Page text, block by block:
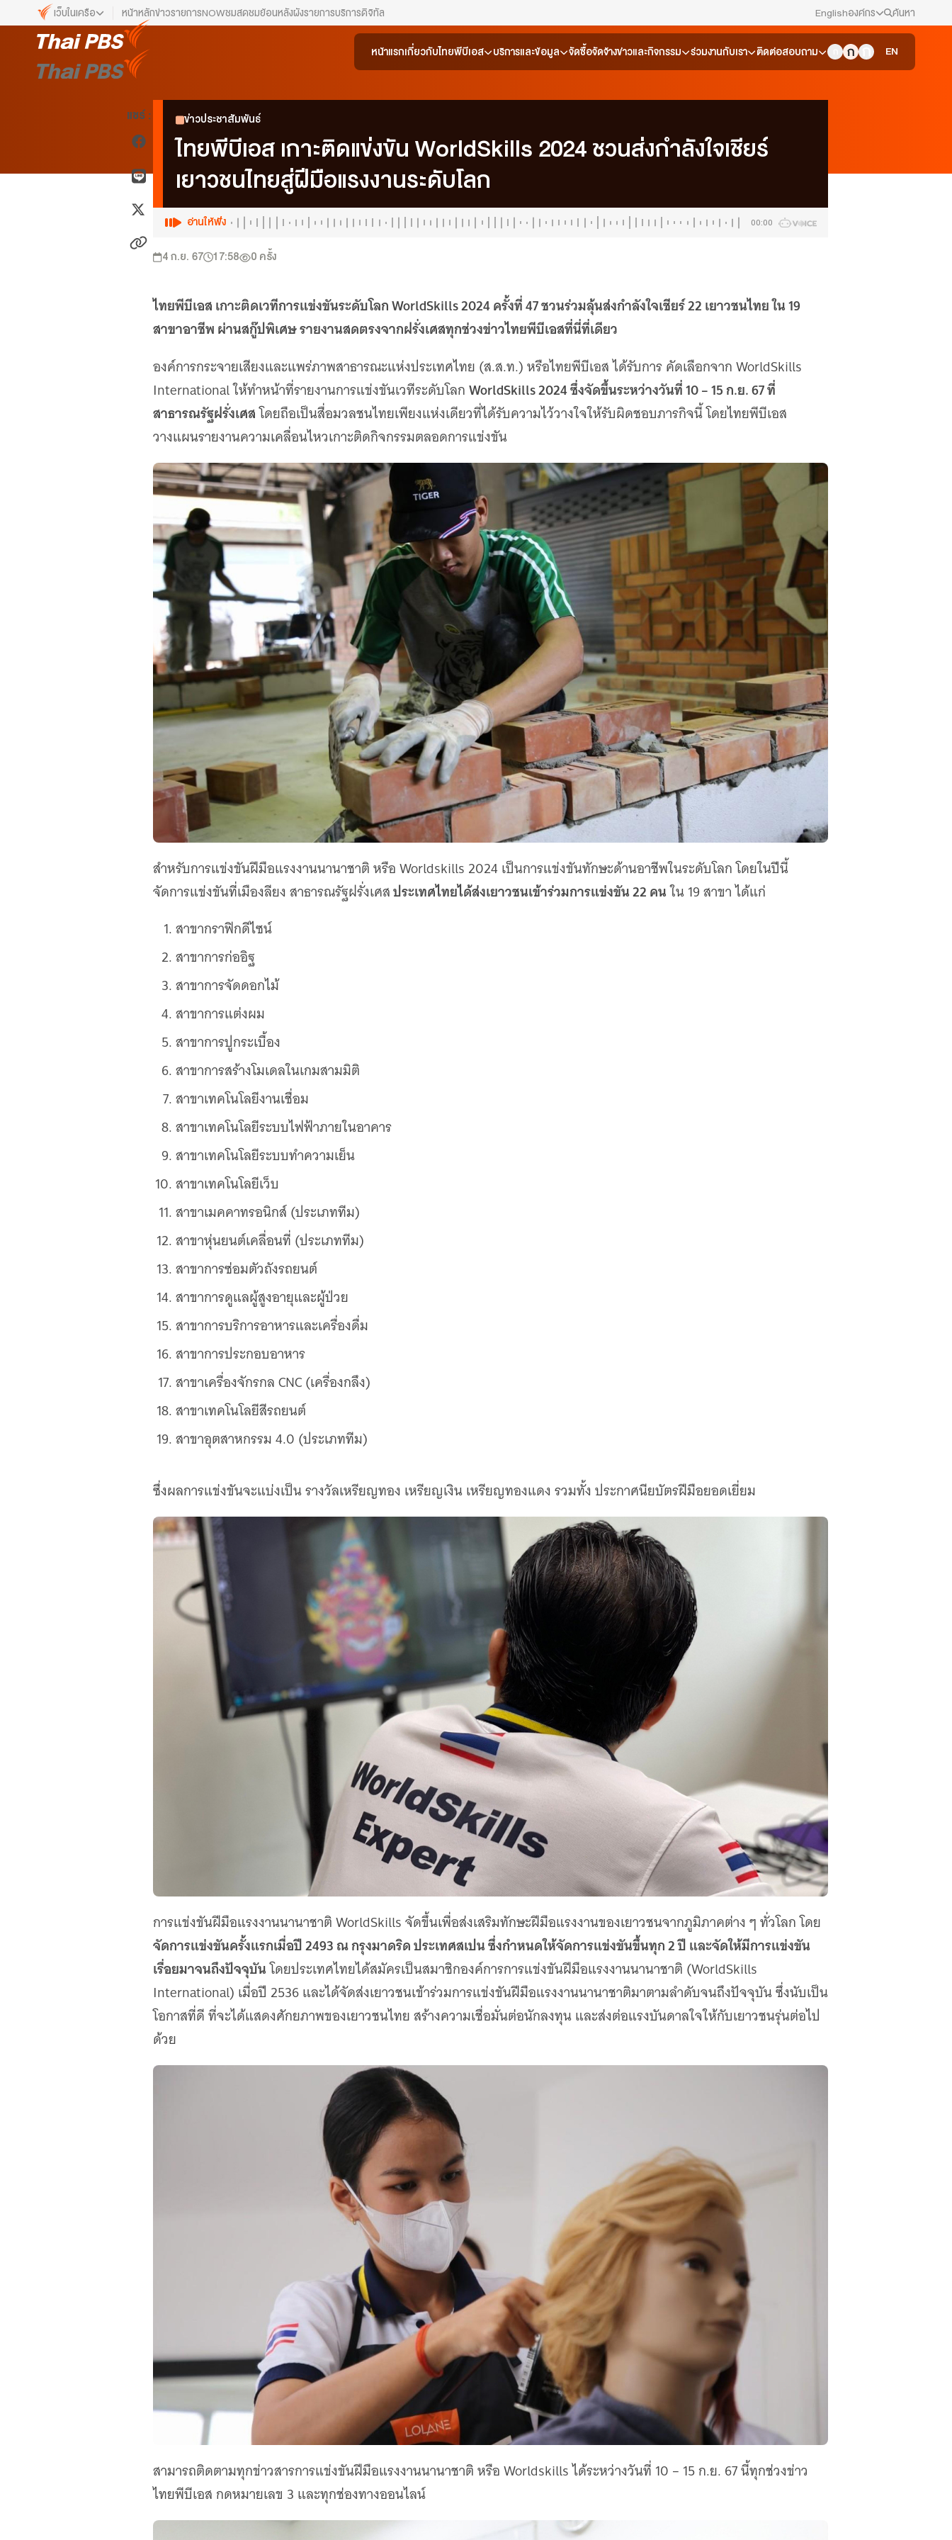
เว็บในเครือ
เว็บไซต์ในเครือ
ALTV
ทุกความสุข...ดูฟรี ไม่มีโฆษณา
The Active
พื้นที่นำเสนอวาระของสังคม
Thai PBS Kids
Thai PBS Podcast
View The World via The Voice
Thai PBS World
นิเวศสื่อสาธารณะท้องถิ่นคุณภาพ
Policy Watch
จับตาอนาคตประเทศไทย
Making Data Visible
Thai PBS Verify
ตรวจสอบข่าวปลอม คัดกรองข่าวจริง
หน้าหลักข่าวรายการNOWชมสดชมย้อนหลังผังรายการบริการดิจิทัล Englishองค์กร
สมัครงาน/ฝึกงาน
ค้นหา
หน้าแรกเกี่ยวกับไทยพีบีเอส บริการและข้อมูล จัดซื้อจัดจ้างข่าวและกิจกรรม ร่วมงานกับเรา ติดต่อสอบถาม EN
แชร์ : ข่าวประชาสัมพันธ์
ไทยพีบีเอส เกาะติดแข่งขัน WorldSkills 2024 ชวนส่งกำลังใจเชียร์
เยาวชนไทยสู่ฝีมือแรงงานระดับโลก
อ่านให้ฟัง 00:00
4 ก.ย. 67 17:58 0 ครั้ง
ไทยพีบีเอส เกาะติดเวทีการแข่งขันระดับโลก WorldSkills 2024 ครั้งที่ 47 ชวนร่วมลุ้นส่งกำลังใจเชียร์ 22 เยาวชนไทย ใน 19
สาขาอาชีพ ผ่านสกู๊ปพิเศษ รายงานสดตรงจากฝรั่งเศสทุกช่วงข่าวไทยพีบีเอสที่นี่ที่เดียว
องค์การกระจายเสียงและแพร่ภาพสาธารณะแห่งประเทศไทย (ส.ส.ท.) หรือไทยพีบีเอส ได้รับการ คัดเลือกจาก WorldSkills
International ให้ทำหน้าที่รายงานการแข่งขันเวทีระดับโลกWorldSkills 2024 ซึ่งจัดขึ้นระหว่างวันที่ 10 – 15 ก.ย. 67 ที่
สาธารณรัฐฝรั่งเศสโดยถือเป็นสื่อมวลชนไทยเพียงแห่งเดียวที่ได้รับความไว้วางใจให้รับผิดชอบภารกิจนี้ โดยไทยพีบีเอส
วางแผนรายงานความเคลื่อนไหวเกาะติดกิจกรรมตลอดการแข่งขัน
สำหรับการแข่งขันฝีมือแรงงานนานาชาติ หรือ Worldskills 2024 เป็นการแข่งขันทักษะด้านอาชีพในระดับโลก โดยในปีนี้
จัดการแข่งขันที่เมืองลียง สาธารณรัฐฝรั่งเศสประเทศไทยได้ส่งเยาวชนเข้าร่วมการแข่งขัน 22 คนใน 19 สาขา ได้แก่
สาขากราฟิกดีไซน์
สาขาการก่ออิฐ
สาขาการจัดดอกไม้
สาขาการแต่งผม
สาขาการปูกระเบื้อง
สาขาการสร้างโมเดลในเกมสามมิติ
สาขาเทคโนโลยีงานเชื่อม
สาขาเทคโนโลยีระบบไฟฟ้าภายในอาคาร
สาขาเทคโนโลยีระบบทำความเย็น
สาขาเทคโนโลยีเว็บ
สาขาเมคคาทรอนิกส์ (ประเภททีม)
สาขาหุ่นยนต์เคลื่อนที่ (ประเภททีม)
สาขาการซ่อมตัวถังรถยนต์
สาขาการดูแลผู้สูงอายุและผู้ป่วย
สาขาการบริการอาหารและเครื่องดื่ม
สาขาการประกอบอาหาร
สาขาเครื่องจักรกล CNC (เครื่องกลึง)
สาขาเทคโนโลยีสีรถยนต์
สาขาอุตสาหกรรม 4.0 (ประเภททีม)
ซึ่งผลการแข่งขันจะแบ่งเป็น รางวัลเหรียญทอง เหรียญเงิน เหรียญทองแดง รวมทั้ง ประกาศนียบัตรฝีมือยอดเยี่ยม
การแข่งขันฝีมือแรงงานนานาชาติ WorldSkills จัดขึ้นเพื่อส่งเสริมทักษะฝีมือแรงงานของเยาวชนจากภูมิภาคต่าง ๆ ทั่วโลก โดย
จัดการแข่งขันครั้งแรกเมื่อปี 2493 ณ กรุงมาดริด ประเทศสเปน ซึ่งกำหนดให้จัดการแข่งขันขึ้นทุก 2 ปี และจัดให้มีการแข่งขัน
เรื่อยมาจนถึงปัจจุบันโดยประเทศไทยได้สมัครเป็นสมาชิกองค์การการแข่งขันฝีมือแรงงานนานาชาติ (WorldSkills
International) เมื่อปี 2536 และได้จัดส่งเยาวชนเข้าร่วมการแข่งขันฝีมือแรงงานนานาชาติมาตามลําดับจนถึงปัจจุบัน ซึ่งนับเป็น
โอกาสที่ดี ที่จะได้แสดงศักยภาพของเยาวชนไทย สร้างความเชื่อมั่นต่อนักลงทุน และส่งต่อแรงบันดาลใจให้กับเยาวชนรุ่นต่อไป
ด้วย
สามารถติดตามทุกข่าวสารการแข่งขันฝีมือแรงงานนานาชาติ หรือ Worldskills ได้ระหว่างวันที่ 10 – 15 ก.ย. 67 นี้ทุกช่วงข่าว
ไทยพีบีเอส กดหมายเลข 3 และทุกช่องทางออนไลน์